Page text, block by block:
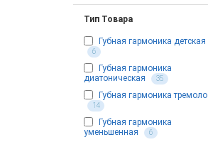
Тип Товара
Губная гармоника детская
6
Губная гармоника
диатоническая
35
Губная гармоника тремоло
14
Губная гармоника
уменьшенная
6